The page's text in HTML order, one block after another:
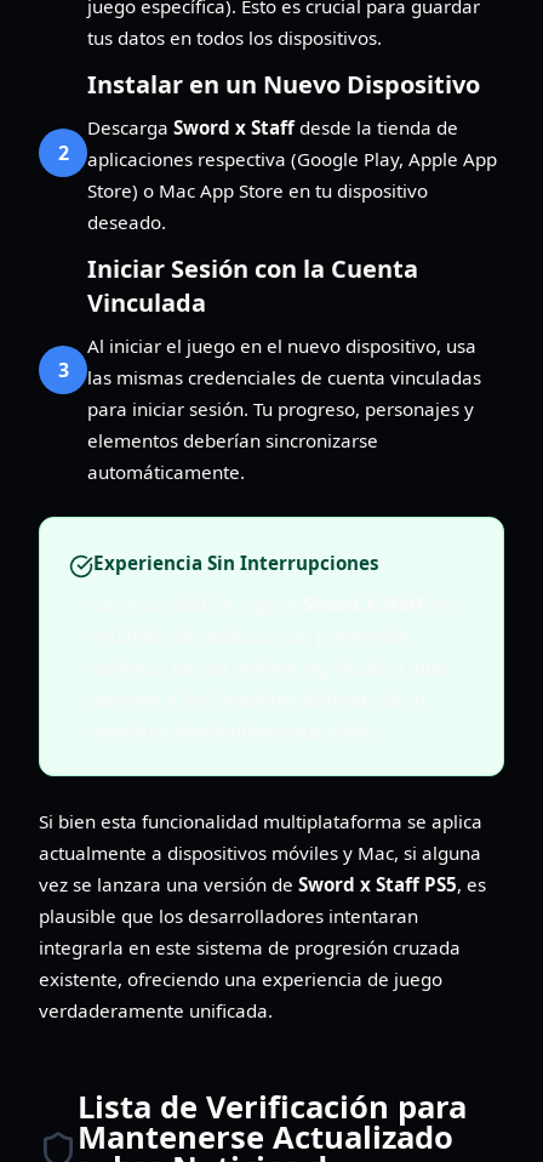
juego específica). Esto es crucial para guardar
tus datos en todos los dispositivos.
2
Instalar en un Nuevo Dispositivo
Descarga Sword x Staffdesde la tienda de
aplicaciones respectiva (Google Play, Apple App
Store) o Mac App Store en tu dispositivo
deseado.
3
Iniciar Sesión con la Cuenta
Vinculada
Al iniciar el juego en el nuevo dispositivo, usa
las mismas credenciales de cuenta vinculadas
para iniciar sesión. Tu progreso, personajes y
elementos deberían sincronizarse
automáticamente.
Experiencia Sin Interrupciones
Si bien esta funcionalidad multiplataforma se aplica
actualmente a dispositivos móviles y Mac, si alguna
vez se lanzara una versión de Sword x Staff PS5, es
plausible que los desarrolladores intentaran
integrarla en este sistema de progresión cruzada
existente, ofreciendo una experiencia de juego
verdaderamente unificada.
Lista de Verificación para
Mantenerse Actualizado